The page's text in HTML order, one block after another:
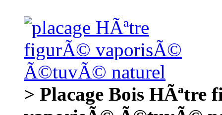
> Placage Bois